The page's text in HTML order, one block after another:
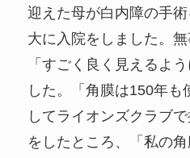
迎えた母が白内障の手
大に入院をしました。
「すごく良く見えるよ
した。「角膜は150年も
してライオンズクラブ
をしたところ、「私の